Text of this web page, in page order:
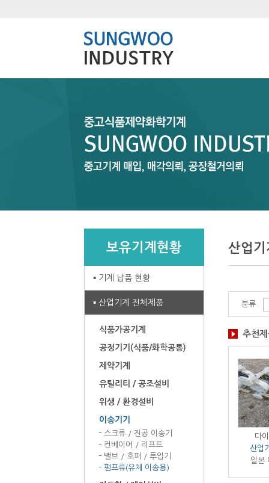
보유기계현황
기계 납품 현황
산업기계 전체제품
식품가공기계
공정기기(식품/화학공통)
제약기계
유틸리티 / 공조설비
위생 / 환경설비
이송기기
스크류 / 진공 이송기
컨베이어 / 리프트
밸브 / 호퍼 / 투입기
펌프류(유체 이송용)
산업
분류
추천
수직 인라인 펌프 7.5마력
산업기계 전체제품
/ 1대
수직 인라인 펌프 3마력
산업기계 전체제품
다
산업
일본